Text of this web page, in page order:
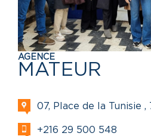
AGENCE
MATEUR
07, Place de la Tunisie ,
+216 29 500 548